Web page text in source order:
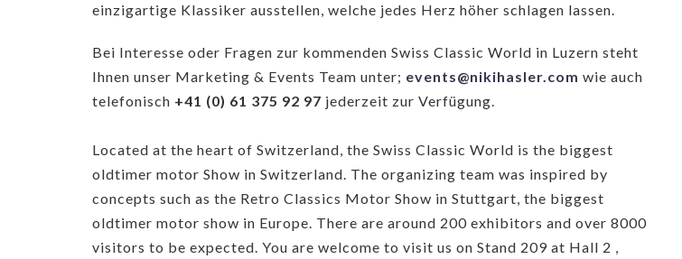
einzigartige Klassiker ausstellen, welche jedes Herz höher schlagen lassen.
Bei Interesse oder Fragen zur kommenden Swiss Classic World in Luzern steht
Ihnen unser Marketing & Events Team unter; events@nikihasler.com wie auch
telefonisch +41 (0) 61 375 92 97 jederzeit zur Verfügung.
Located at the heart of Switzerland, the Swiss Classic World is the biggest
oldtimer motor Show in Switzerland. The organizing team was inspired by
concepts such as the Retro Classics Motor Show in Stuttgart, the biggest
oldtimer motor show in Europe. There are around 200 exhibitors and over 8000
visitors to be expected. You are welcome to visit us on Stand 209 at Hall 2 ,